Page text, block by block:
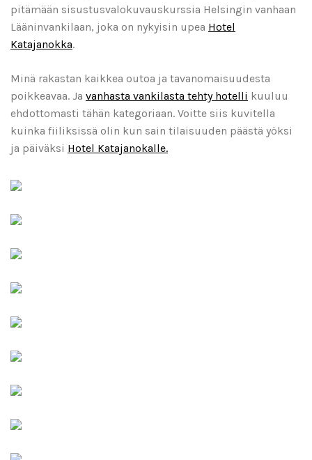
pitämään sisustusvalokuvauskurssia Helsingin vanhaan
Lääninvankilaan, joka on nykyisin upea Hotel
Katajanokka.
Minä rakastan kaikkea outoa ja tavanomaisuudesta
poikkeavaa. Ja vanhasta vankilasta tehty hotelli kuuluu
ehdottomasti tähän kategoriaan. Voitte siis kuvitella
kuinka fiiliksissä olin kun sain tilaisuuden päästä yöksi
ja päiväksi Hotel Katajanokalle.